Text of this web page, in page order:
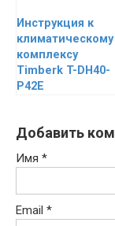
Инструкция к
климатическому
комплексу
Timberk T-DH40-
P42E
Добавить
Имя *
Email *